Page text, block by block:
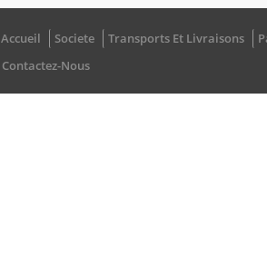
Accueil Societe Transports Et Livraisons
Contactez-Nous